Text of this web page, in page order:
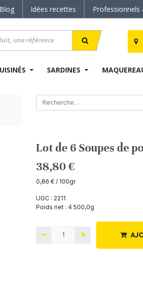
Blog Idées recettes Professionnels
SARDINES
Lot de 6 Soupes de
38,80 €
0,86 € / 100gr
UGC : 2211
Poids net : 4 500,0g